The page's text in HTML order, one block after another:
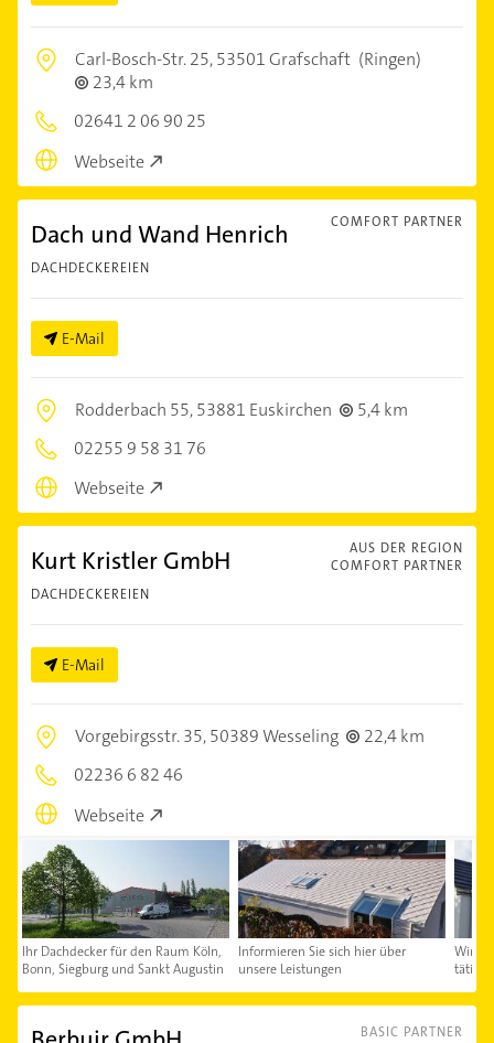
Carl-Bosch-Str. 25,53501 Grafschaft (Ringen)
23,4 km
02641 2 06 90 25
Webseite
COMFORT PARTNER
Dach und Wand Henrich
DACHDECKEREIEN
E-Mail
Rodderbach 55,53881 Euskirchen
5,4 km
02255 9 58 31 76
Webseite
AUS DER REGION
COMFORT PARTNER
Kurt Kristler GmbH
DACHDECKEREIEN
E-Mail
Vorgebirgsstr. 35,50389 Wesseling
22,4 km
02236 6 82 46
Webseite
Ihr Dachdecker für den Raum Köln,
Bonn, Siegburg und Sankt Augustin
Informieren Sie sich hier über
unsere Leistungen
Wir
tätig
BASIC PARTNER